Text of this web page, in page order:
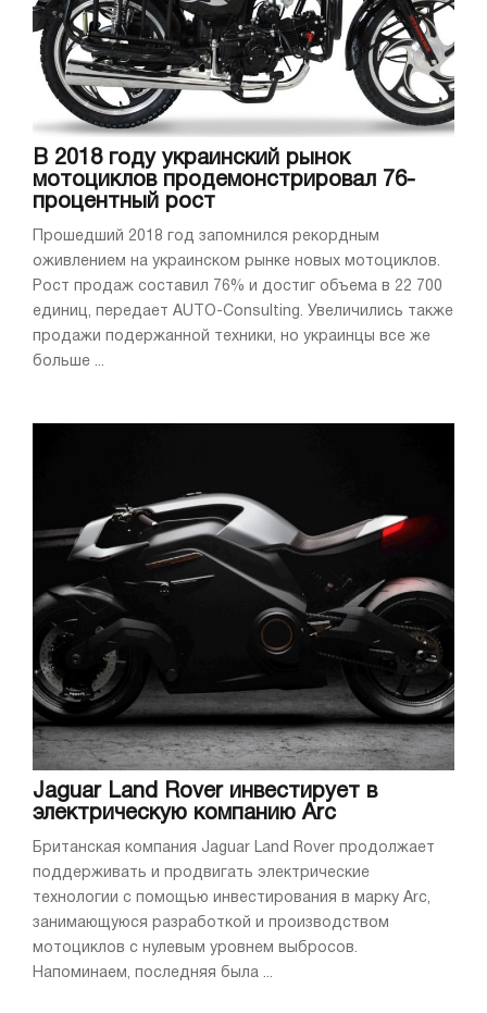
В 2018 году украинский рынок
мотоциклов продемонстрировал 76-
процентный рост
Прошедший 2018 год запомнился рекордным
оживлением на украинском рынке новых мотоциклов.
Рост продаж составил 76% и достиг объема в 22 700
единиц, передает AUTO-Consulting. Увеличились также
продажи подержанной техники, но украинцы все же
больше ...
Jaguar Land Rover инвестирует в
электрическую компанию Arc
Британская компания Jaguar Land Rover продолжает
поддерживать и продвигать электрические
технологии с помощью инвестирования в марку Arc,
занимающуюся разработкой и производством
мотоциклов с нулевым уровнем выбросов.
Напоминаем, последняя была ...